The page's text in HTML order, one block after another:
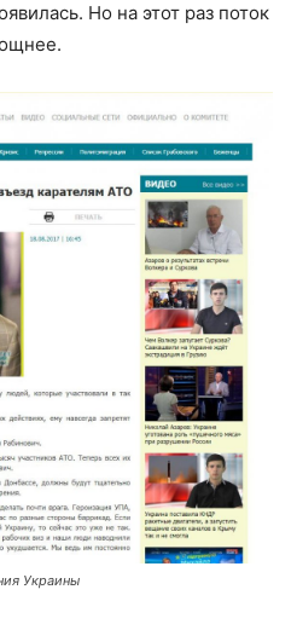
Но на этот раз поток
Украины